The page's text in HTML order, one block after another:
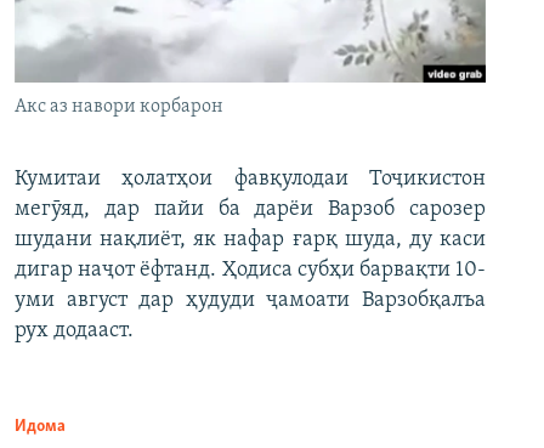
Акс аз навори корбарон
Кумитаи ҳолатҳои фавқулодаи Тоҷикистон
мегӯяд, дар пайи ба дарёи Варзоб сарозер
шудани нақлиёт, як нафар ғарқ шуда, ду каси
дигар наҷот ёфтанд. Ҳодиса субҳи барвақти 10-
уми август дар ҳудуди ҷамоати Варзобқалъа
рух додааст.
Идома